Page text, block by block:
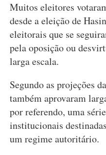
Muitos eleitores
desde a eleição de
eleitorais que se
pela oposição ou
larga escala.
Segundo as projeções
também aprovaram
por referendo, uma
institucionais
um regime autoritário.